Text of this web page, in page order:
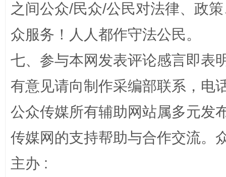
完善运行机制助力责任有效落实 一纸欠
之间公众/民众/公民对法律、政
众服务！人人都作守法公民。
七、参与本网发表评论感言即表
有意见请向制作采编部联系，电
公众传媒所有辅助网站属多元发
传媒网的支持帮助与合作交流。
主办 :